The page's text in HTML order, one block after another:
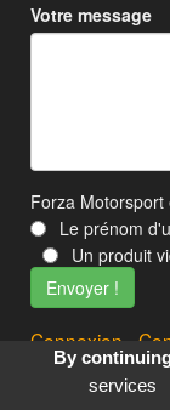
Votre message
Forza Motorsport
Le prénom
Un produit
Connexion
By
services